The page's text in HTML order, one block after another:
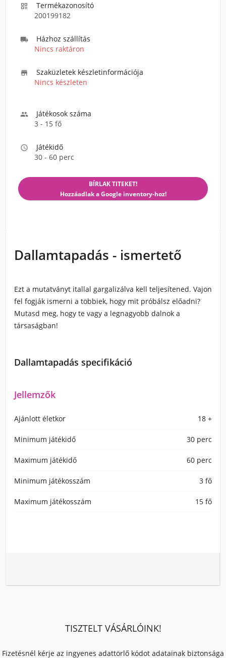

Termékazonosító
200199182

Házhoz szállítás
Nincs raktáron

Szaküzletek készletinformációja
Nincs készleten

Játékosok száma
3 - 15 fő

Játékidő
30 - 60 perc
BÍRLAK TITEKET!
Hozzáadlak a Google inventory-hoz!
Dallamtapadás - ismertető
Ezt a mutatványt itallal gargalizálva kell teljesítened. Vajon
fel fogják ismerni a többiek, hogy mit próbálsz előadni?
Mutasd meg, hogy te vagy a legnagyobb dalnok a
társaságban!
Dallamtapadás specifikáció
Jellemzők
Ajánlott életkor 18 +
Minimum játékidő 30 perc
Maximum játékidő 60 perc
Minimum játékosszám 3 fő
Maximum játékosszám 15 fő
TISZTELT VÁSÁRLÓINK!
Fizetésnél kérje az ingyenes adattörlő kódot adatainak biztonsága